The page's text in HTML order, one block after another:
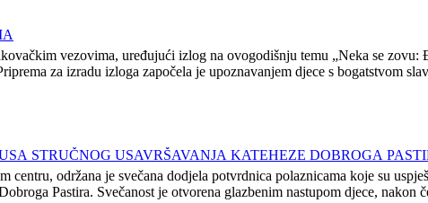
vezovima, uređujući izlog na ovogodišnju temu „Neka se
za izradu izloga započela je upoznavanjem djece s bogatstvom
STRUČNOG USAVRŠAVANJA KATEHEZE DOBROGA
održana je svečana dodjela potvrdnica polaznicama koje su
Pastira. Svečanost je otvorena glazbenim nastupom djece, nakon